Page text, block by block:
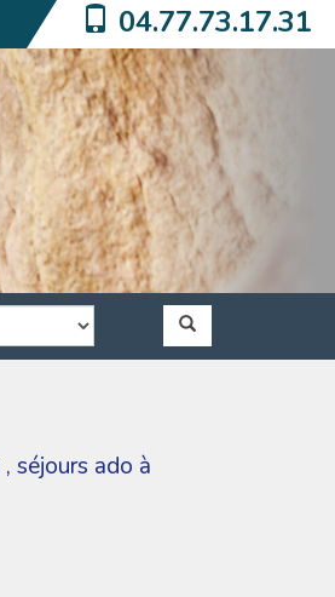
04.77.73.17.31
, séjours ado à